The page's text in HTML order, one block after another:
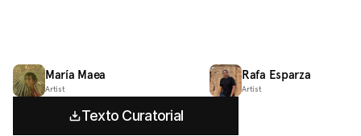
María Maea
Artist
Rafa Esparza
Artist
Texto Curatorial